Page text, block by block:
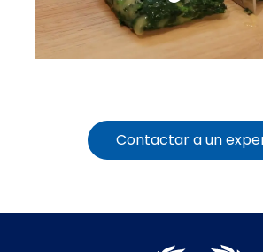
Contactar a un